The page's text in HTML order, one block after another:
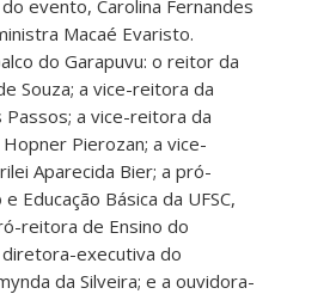
evento, Carolina Fernandes
Macaé Evaristo.
do Garapuvu: o reitor da
Souza; a vice-reitora da
Passos; a vice-reitora da
Hopner Pierozan; a vice-
Aparecida Bier; a pró-
Educação Básica da UFSC,
reitora de Ensino do
diretora-executiva do
da Silveira; e a ouvidora-